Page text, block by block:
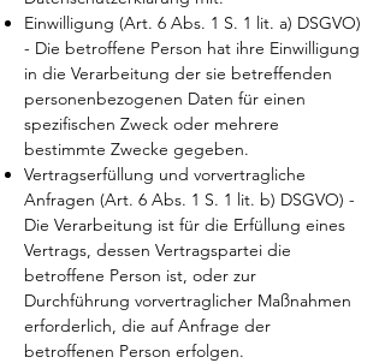
Einwilligung (Art. 6 Abs. 1 S. 1 lit. a) DSGVO)
- Die betroffene Person hat ihre Einwilligung
in die Verarbeitung der sie betreffenden
personenbezogenen Daten für einen
spezifischen Zweck oder mehrere
bestimmte Zwecke gegeben.
Vertragserfüllung und vorvertragliche
Anfragen (Art. 6 Abs. 1 S. 1 lit. b) DSGVO) -
Die Verarbeitung ist für die Erfüllung eines
Vertrags, dessen Vertragspartei die
betroffene Person ist, oder zur
Durchführung vorvertraglicher Maßnahmen
erforderlich, die auf Anfrage der
betroffenen Person erfolgen.